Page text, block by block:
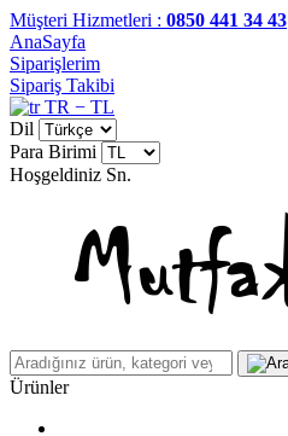
Müşteri Hizmetleri : 0850 441 34 43
AnaSayfa
Siparişlerim
Sipariş Takibi
TR − TL
Dil
Para Birimi
Hoşgeldiniz Sn.
Ürünler